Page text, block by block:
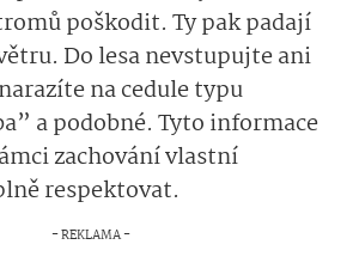
poškodit. Ty pak padají
Do lesa nevstupujte ani
na cedule typu
a podobné. Tyto informace
zachování vlastní
respektovat.